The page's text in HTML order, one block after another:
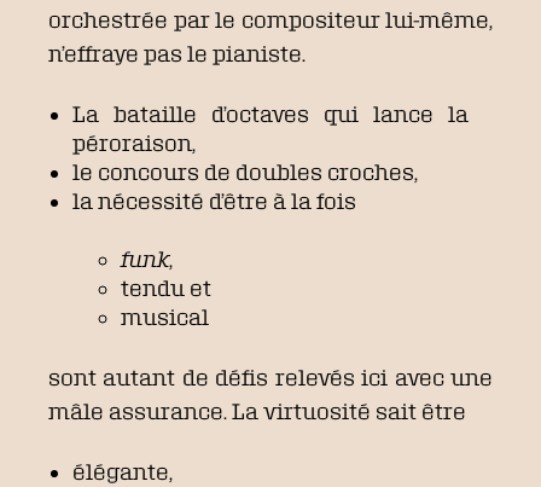
orchestrée par le compositeur lui-même,
n’effraye pas le pianiste.
La bataille d’octaves qui lance la
péroraison,
le concours de doubles croches,
la nécessité d’être à la fois
funk,
tendu et
musical
sont autant de défis relevés ici avec une
mâle assurance. La virtuosité sait être
élégante,